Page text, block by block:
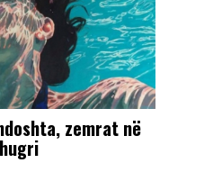
zemrat në